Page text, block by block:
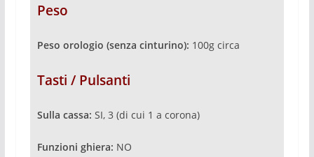
Peso
Peso orologio (senza cinturino): 100g circa
Tasti / Pulsanti
Sulla cassa: SI, 3 (di cui 1 a corona)
Funzioni ghiera: NO